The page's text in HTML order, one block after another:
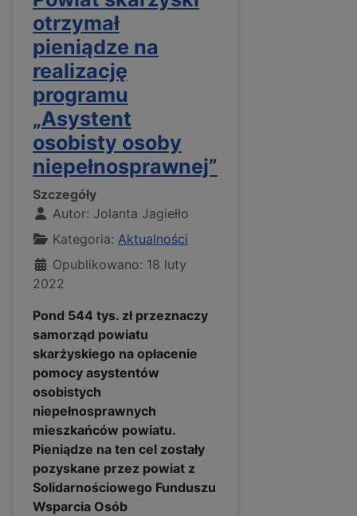
otrzymał
pieniądze na
realizację
programu
„Asystent
osobisty osoby
niepełnosprawnej”
Szczegóły
Autor: Jolanta Jagiełło
Kategoria: Aktualności
Opublikowano: 18 luty
2022
Pond 544 tys. zł przeznaczy
samorząd powiatu
skarżyskiego na opłacenie
pomocy asystentów
osobistych
niepełnosprawnych
mieszkańców powiatu.
Pieniądze na ten cel zostały
pozyskane przez powiat z
Solidarnościowego Funduszu
Wsparcia Osób